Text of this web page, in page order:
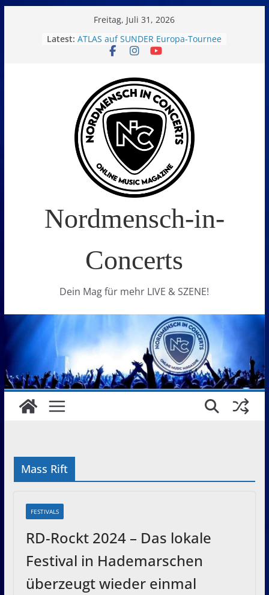
Freitag, Juli 31, 2026
Latest: ATLAS auf SUNDER Europa-Tournee
Oelde Open Air 2026
Metal und Camping in
Freißenbüttel (Ausverkauft!)
FEED THE SICKNESS im Interview
I Prevail – Violent Nature Europe
Tour
Nordmensch-in-
Concerts
Dein Mag für mehr LIVE & SZENE!
Mass Rift
FESTIVALS
RD-Rockt 2024 – Das lokale
Festival in Hademarschen
überzeugt wieder einmal